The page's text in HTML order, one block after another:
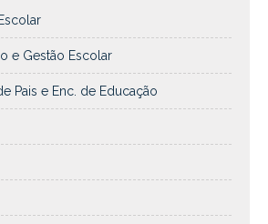
e Gestão Escolar
Pais e Enc. de Educação